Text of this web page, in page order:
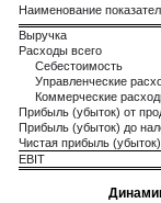
Наименование
Выручка
Расходы всего
Себестоимость
Управленческие
Коммерческие
Прибыль (убыток) от
Прибыль (убыток) до
Чистая прибыль (убыток)
EBIT